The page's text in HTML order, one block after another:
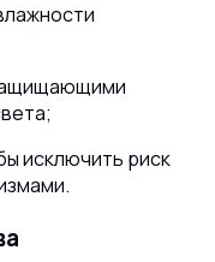
исключить риск